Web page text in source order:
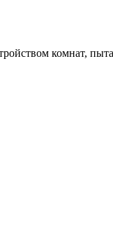
комнат,